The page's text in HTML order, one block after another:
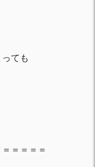
ても
＝＝＝＝